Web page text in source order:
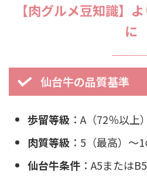
【肉グルメ豆知識】
に
仙台牛の品質基準
歩留等級 ：A（72％以上
肉質等級 ：5（最高）〜
仙台牛条件 ：A5または